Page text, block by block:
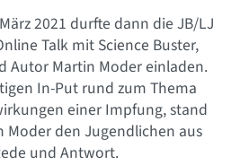
2021 durfte dann die JB/LJ
Talk mit Science Buster,
Autor Martin Moder einladen.
In-Put rund zum Thema
einer Impfung, stand
Moder den Jugendlichen aus
und Antwort.